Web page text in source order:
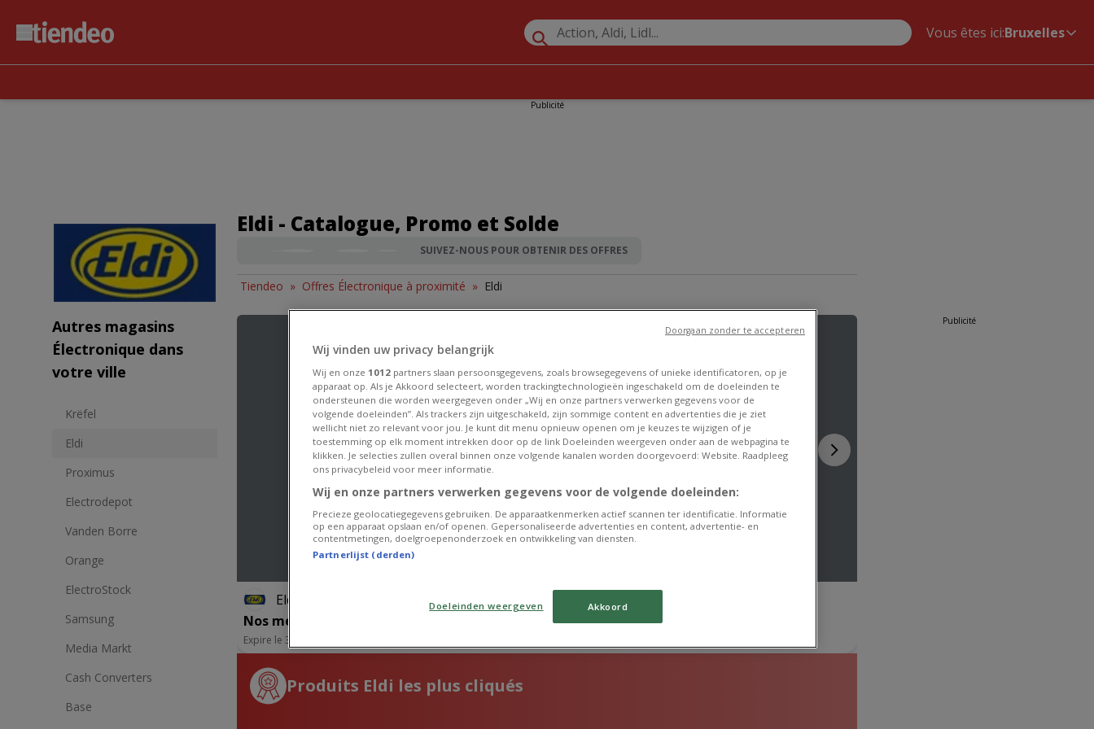
Vous êtes ici:Bruxelles
Publicité
Eldi - Catalogue, Promo et Solde
SUIVEZ-NOUS POUR OBTENIR DES OFFRES
Tiendeo » Offres Électronique à proximité » Eldi
Autres magasins
Électronique dans
votre ville
Krëfel
Eldi
Proximus
Electrodepot
Vanden Borre
Orange
ElectroStock
Samsung
Media Markt
Cash Converters
Base
Eldi
Nos meilleures offres pour vous
Expire le 31/08
Produits Eldi les plus cliqués
Publicité
Wij vinden uw privacy belangrijk
Wij en onze 1012 partners slaan persoonsgegevens, zoals browsegegevens of unieke identificatoren, op je
apparaat op. Als je Akkoord selecteert, worden trackingtechnologieën ingeschakeld om de doeleinden te
ondersteunen die worden weergegeven onder „Wij en onze partners verwerken gegevens voor de
volgende doeleinden”. Als trackers zijn uitgeschakeld, zijn sommige content en advertenties die je ziet
wellicht niet zo relevant voor jou. Je kunt dit menu opnieuw openen om je keuzes te wijzigen of je
toestemming op elk moment intrekken door op de link Doeleinden weergeven onder aan de webpagina te
klikken. Je selecties zullen overal binnen onze volgende kanalen worden doorgevoerd: Website. Raadpleeg
ons privacybeleid voor meer informatie.
Wij en onze partners verwerken gegevens voor de volgende doeleinden:
Precieze geolocatiegegevens gebruiken. De apparaatkenmerken actief scannen ter identificatie. Informatie
op een apparaat opslaan en/of openen. Gepersonaliseerde advertenties en content, advertentie- en
contentmetingen, doelgroepenonderzoek en ontwikkeling van diensten.
Partnerlijst (derden)
Doeleinden weergeven Akkoord
Doorgaan zonder te accepteren